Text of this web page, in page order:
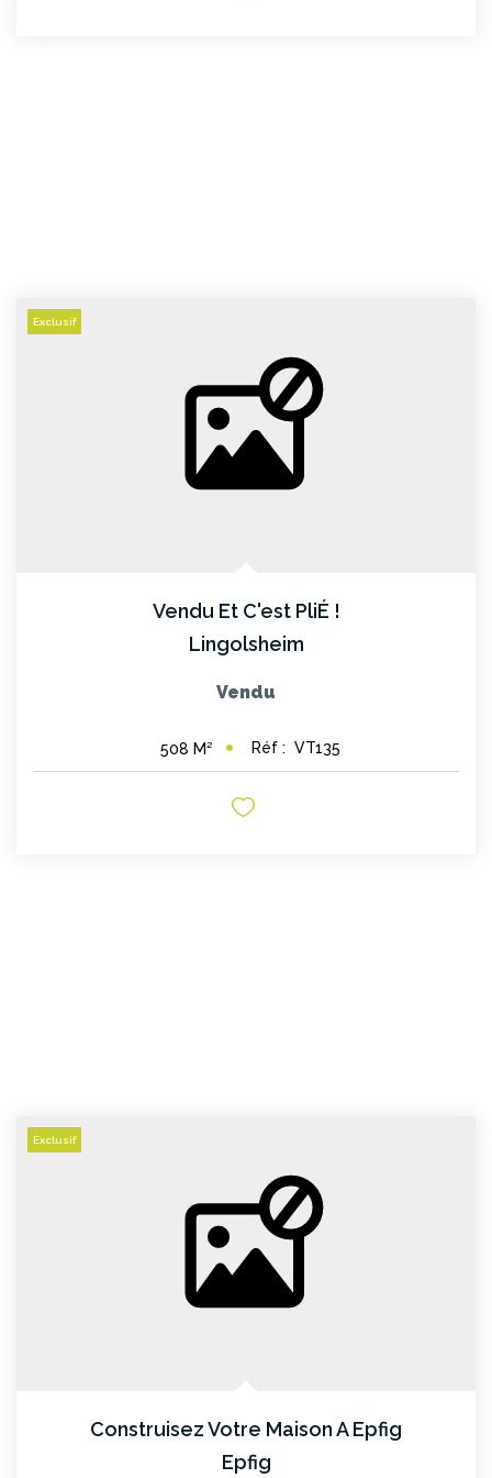
Exclusif
Vendu Et C'est PliÉ !
Lingolsheim
Vendu
508 M² Réf : VT135
Exclusif
Construisez Votre Maison A Epfig
Epfig